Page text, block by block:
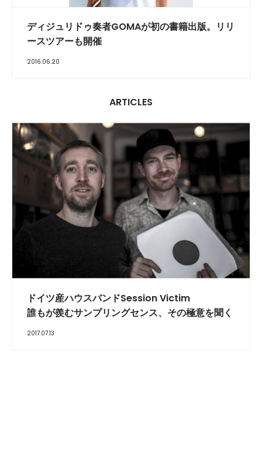
ディジュリドゥ奏者GOMAが初の書籍出版。リリ
ースツアーも開催
2016.06.20
ARTICLES
INTERVIEW
ドイツ産ハウスバンドSession Victim
誰もが羨むサンプリングセンス、その極意を聞く
2017.07.13